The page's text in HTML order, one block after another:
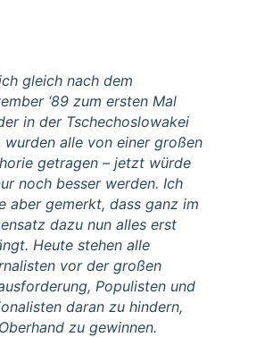
gleich nach dem
‘89 zum ersten Mal
in der Tschechoslowakei
wurden alle von einer großen
getragen – jetzt würde
noch besser werden. Ich
aber gemerkt, dass ganz im
dazu nun alles erst
Heute stehen alle
vor der großen
Populisten und
daran zu hindern,
zu gewinnen.